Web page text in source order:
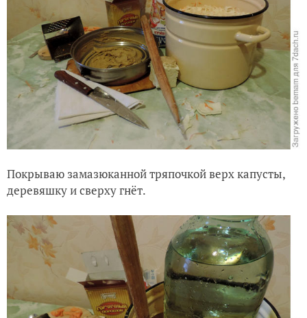
Покрываю замазюканной тряпочкой верх капусты,
деревяшку и сверху гнёт.